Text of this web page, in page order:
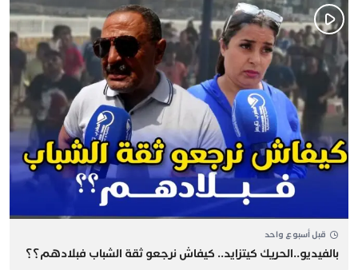
قبل أسبوع واحد
بالفيديو..الحريك كيتزايد.. كيفاش نرجعو ثقة الشباب فبلادهم؟؟